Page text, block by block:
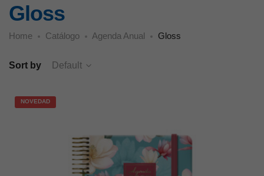
Gloss
Home Catálogo Agenda Anual Gloss
Sort by Default
NOVEDAD